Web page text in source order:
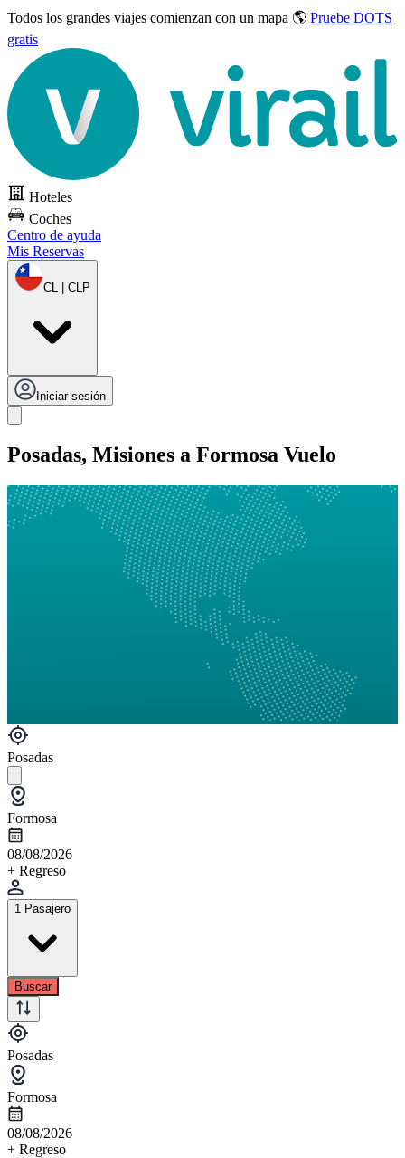
Todos los grandes viajes comienzan con un mapa 🌎 Pruebe DOTS
gratis
Hoteles
Coches
Centro de ayuda
Mis Reservas
CL | CLP
Iniciar sesión
Posadas, Misiones a Formosa Vuelo
Posadas
Formosa
08/08/2026
+ Regreso
1 Pasajero
Buscar
Posadas
Formosa
08/08/2026
+ Regreso